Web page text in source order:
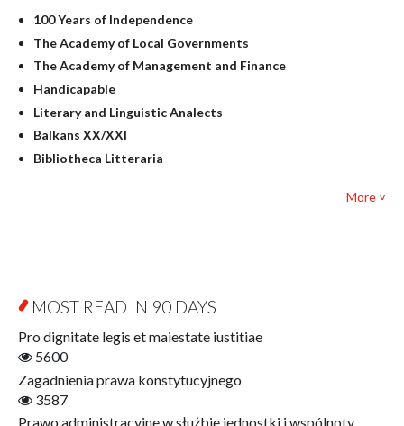
Linguistics
Judaica
Culture and art
Literary Studies
Mathematics
Pedagogy
Textbooks for foreigners
Open Access
100 Years of Independence
The Academy of Local Governments
The Academy of Management and Finance
Handicapable
Literary and Linguistic Analects
Balkans XX/XXI
Bibliotheca Litteraria
Film! Scholars
Finance
Gerontology
More ˅
MOST READ IN 90 DAYS
Pro dignitate legis et maiestate iustitiae
5600
Zagadnienia prawa konstytucyjnego
3587
Prawo administracyjne w służbie jednostki i wspólnoty